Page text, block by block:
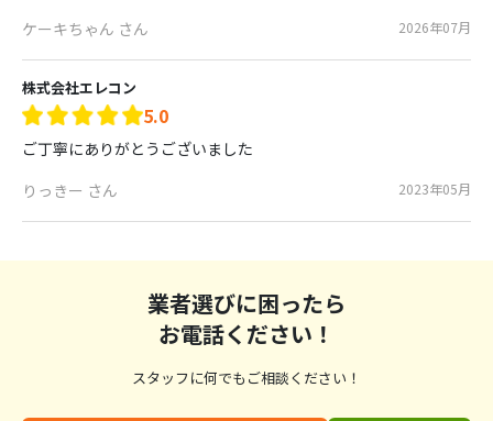
ケーキちゃん さん
2026年07月
株式会社エレコン
5.0
ご丁寧にありがとうございました
りっきー さん
2023年05月
業者選びに困ったら
お電話ください！
スタッフに何でもご相談ください！